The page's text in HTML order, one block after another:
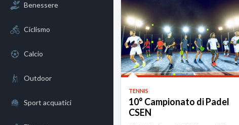
Benessere
Ciclismo
Calcio
Outdoor
Sport acquatici
TENNIS
10° Campionato di Padel
CSEN